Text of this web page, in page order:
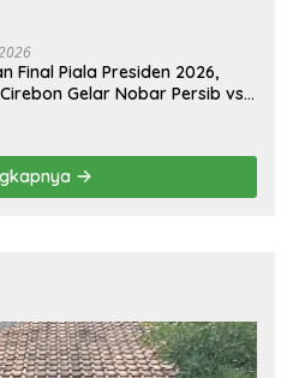
Final Piala Presiden 2026,
Gelar Nobar Persib vs